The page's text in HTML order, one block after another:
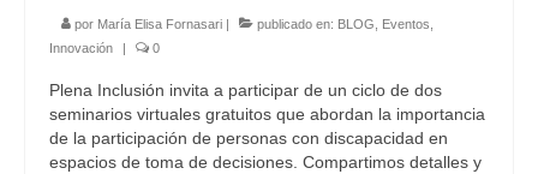
por María Elisa Fornasari | publicado en: BLOG Eventos
Innovación
| 0
Plena Inclusión invita a participar de un ciclo de dos
seminarios virtuales gratuitos que abordan la importancia
de la participación de personas con discapacidad en
espacios de toma de decisiones. Compartimos detalles y